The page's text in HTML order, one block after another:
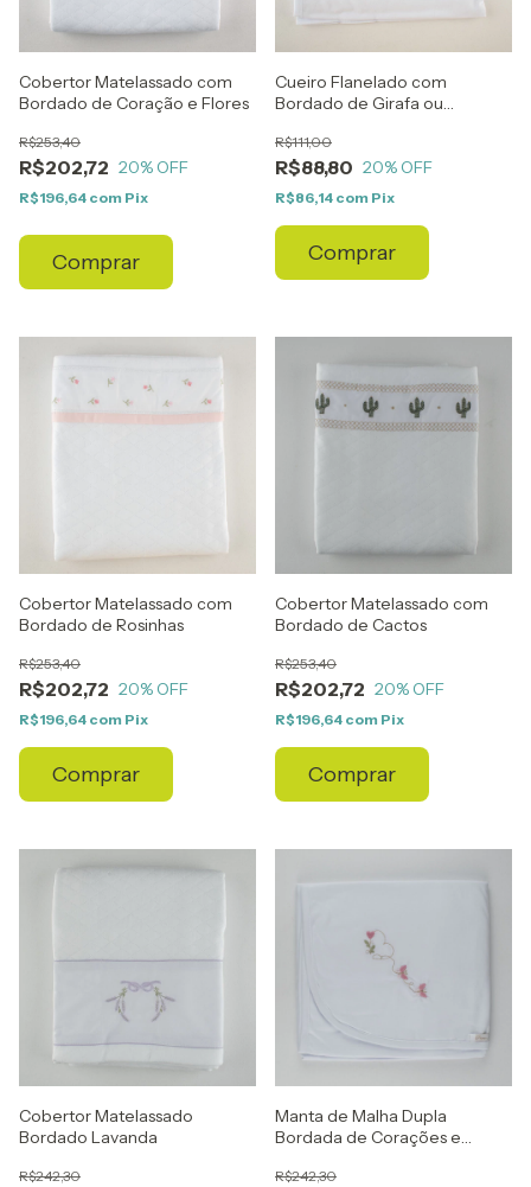
Cobertor Matelassado com
Bordado de Coração e Flores
R$202,72
R$253,40
20% OFF
R$196,64 com Pix
Comprar
Cueiro Flanelado com
Bordado de Girafa ou
R$88,80
R$111,00
20% OFF
R$86,14 com Pix
Comprar
Cobertor Matelassado com
Bordado de Rosinhas
R$202,72
R$253,40
20% OFF
R$196,64 com Pix
Comprar
Cobertor Matelassado com
Bordado de Cactos
R$202,72
R$253,40
20% OFF
R$196,64 com Pix
Comprar
Cobertor Matelassado
Bordado Lavanda
R$242,30
Manta de Malha Dupla
Bordada de Corações e
R$242,30